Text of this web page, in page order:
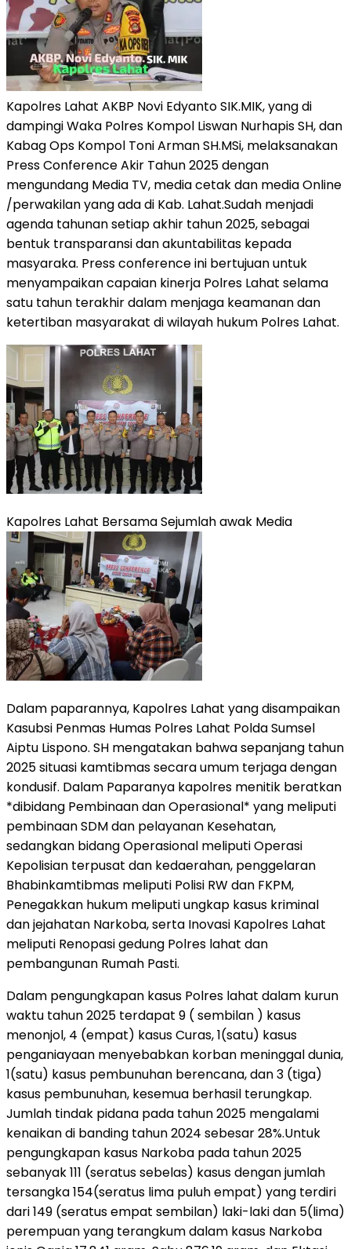
Kapolres Lahat AKBP Novi Edyanto SIK.MIK, yang di
dampingi Waka Polres Kompol Liswan Nurhapis SH, dan
Kabag Ops Kompol Toni Arman SH.MSi, melaksanakan
Press Conference Akir Tahun 2025 dengan
mengundang Media TV, media cetak dan media Online
/perwakilan yang ada di Kab. Lahat.Sudah menjadi
agenda tahunan setiap akhir tahun 2025, sebagai
bentuk transparansi dan akuntabilitas kepada
masyaraka. Press conference ini bertujuan untuk
menyampaikan capaian kinerja Polres Lahat selama
satu tahun terakhir dalam menjaga keamanan dan
ketertiban masyarakat di wilayah hukum Polres Lahat.
Kapolres Lahat Bersama Sejumlah awak Media
Dalam paparannya, Kapolres Lahat yang disampaikan
Kasubsi Penmas Humas Polres Lahat Polda Sumsel
Aiptu Lispono. SH mengatakan bahwa sepanjang tahun
2025 situasi kamtibmas secara umum terjaga dengan
kondusif. Dalam Paparanya kapolres menitik beratkan
*dibidang Pembinaan dan Operasional* yang meliputi
pembinaan SDM dan pelayanan Kesehatan,
sedangkan bidang Operasional meliputi Operasi
Kepolisian terpusat dan kedaerahan, penggelaran
Bhabinkamtibmas meliputi Polisi RW dan FKPM,
Penegakkan hukum meliputi ungkap kasus kriminal
dan jejahatan Narkoba, serta Inovasi Kapolres Lahat
meliputi Renopasi gedung Polres lahat dan
pembangunan Rumah Pasti.
Dalam pengungkapan kasus Polres lahat dalam kurun
waktu tahun 2025 terdapat 9 ( sembilan ) kasus
menonjol, 4 (empat) kasus Curas, 1(satu) kasus
penganiayaan menyebabkan korban meninggal dunia,
1(satu) kasus pembunuhan berencana, dan 3 (tiga)
kasus pembunuhan, kesemua berhasil terungkap.
Jumlah tindak pidana pada tahun 2025 mengalami
kenaikan di banding tahun 2024 sebesar 28%.Untuk
pengungkapan kasus Narkoba pada tahun 2025
sebanyak 111 (seratus sebelas) kasus dengan jumlah
tersangka 154(seratus lima puluh empat) yang terdiri
dari 149 (seratus empat sembilan) laki-laki dan 5(lima)
perempuan yang terangkum dalam kasus Narkoba